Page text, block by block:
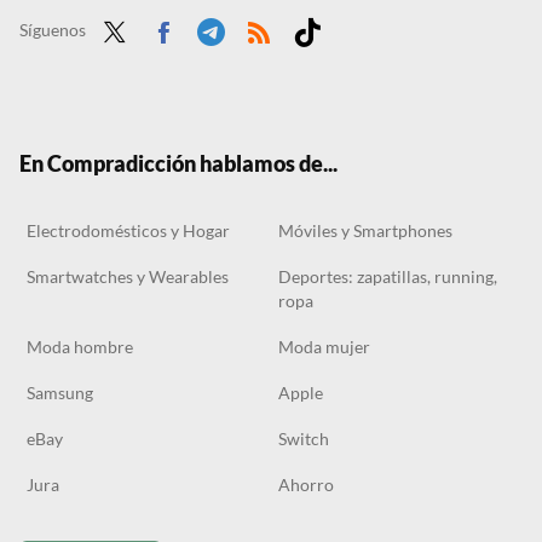
Síguenos
En Compradicción hablamos de...
Electrodomésticos y Hogar Móviles y Smartphones
Smartwatches y Wearables
Deportes: zapatillas, running,
ropa
Moda hombre Moda mujer
Samsung Apple
eBay Switch
Jura Ahorro